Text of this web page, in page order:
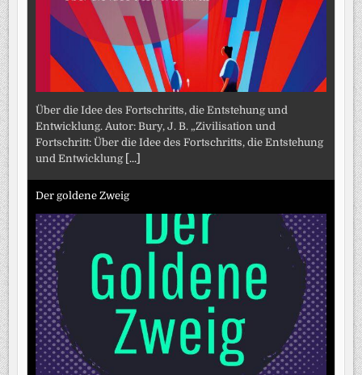
Über die Idee des Fortschritts, die Entstehung und
Entwicklung. Autor: Bury, J. B. „Zivilisation und
Fortschritt: Über die Idee des Fortschritts, die Entstehung
und Entwicklung [...]
Der goldene Zweig